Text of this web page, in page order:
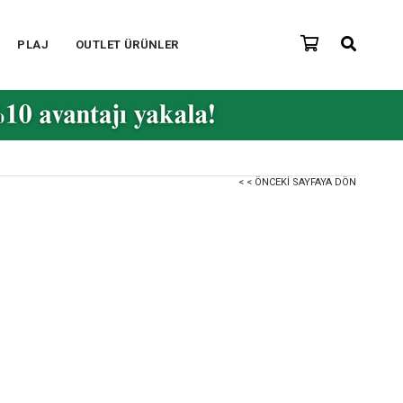
PLAJ OUTLET ÜRÜNLER
< < ÖNCEKI SAYFAYA DÖN